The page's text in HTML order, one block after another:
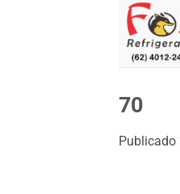
70
Publicado